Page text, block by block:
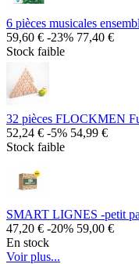
6 pièces musicales
59,60 € -23% 77,40 €
Stock faible
32 pièces FLOCKMEN
52,24 € -5% 54,99 €
Stock faible
SMART LIGNES -petit
47,20 € -20% 59,00 €
En stock
Voir plus...